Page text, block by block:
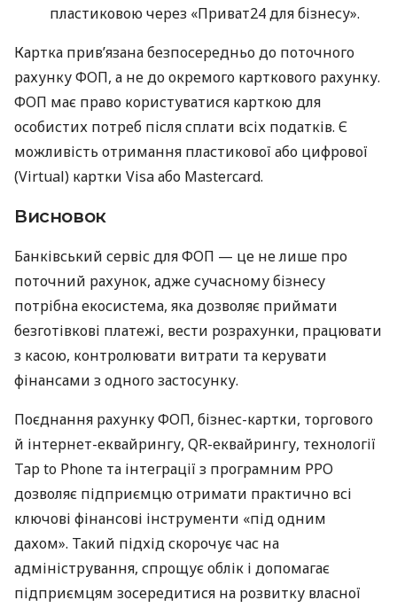
пластиковою через «Приват24 для бізнесу».
Картка прив’язана безпосередньо до поточного
рахунку ФОП, а не до окремого карткового рахунку.
ФОП має право користуватися карткою для
особистих потреб після сплати всіх податків. Є
можливість отримання пластикової або цифрової
(Virtual) картки Visa або Mastercard.
Висновок
Банківський сервіс для ФОП — це не лише про
поточний рахунок, адже сучасному бізнесу
потрібна екосистема, яка дозволяє приймати
безготівкові платежі, вести розрахунки, працювати
з касою, контролювати витрати та керувати
фінансами з одного застосунку.
Поєднання рахунку ФОП, бізнес-картки, торгового
й інтернет-еквайрингу, QR-еквайрингу, технології
Tap to Phone та інтеграції з програмним РРО
дозволяє підприємцю отримати практично всі
ключові фінансові інструменти «під одним
дахом». Такий підхід скорочує час на
адміністрування, спрощує облік і допомагає
підприємцям зосередитися на розвитку власної